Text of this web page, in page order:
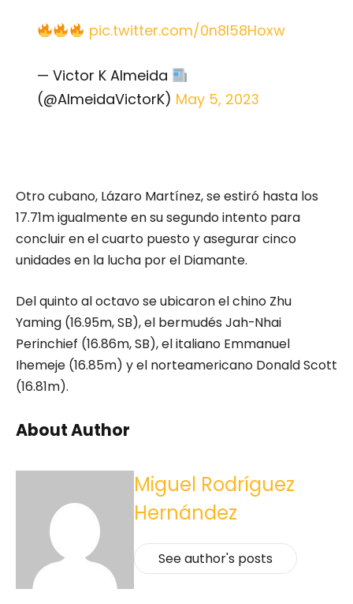
pic.twitter.com/0n8l58Hoxw
— Victor K Almeida
(@AlmeidaVictorK) May 5, 2023
Otro cubano, Lázaro Martínez, se estiró hasta los
17.71m igualmente en su segundo intento para
concluir en el cuarto puesto y asegurar cinco
unidades en la lucha por el Diamante.
Del quinto al octavo se ubicaron el chino Zhu
Yaming (16.95m, SB), el bermudés Jah-Nhai
Perinchief (16.86m, SB), el italiano Emmanuel
Ihemeje (16.85m) y el norteamericano Donald Scott
(16.81m).
About Author
Miguel Rodríguez
Hernández
See author's posts